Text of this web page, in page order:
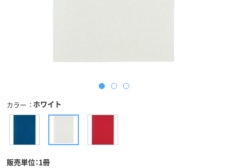
カラー ホワイト
販売単位：1冊